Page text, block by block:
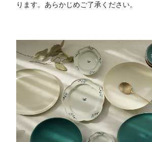
ります。あらかじめご了承ください。